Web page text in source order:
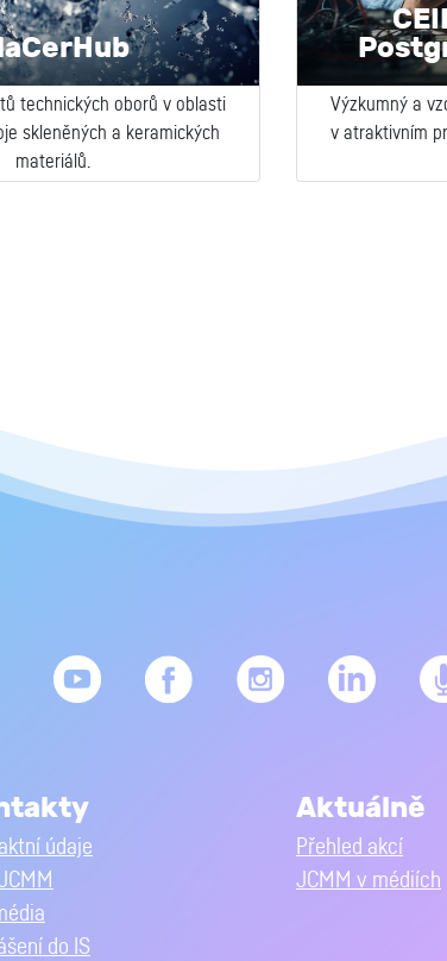
technických oborů v oblasti
skleněných a keramických
materiálů.
Výzkumný a
v atraktivním
údaje
do IS
Aktuálně
Přehled akcí
JCMM v médiích